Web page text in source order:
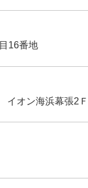
16番地
オン海浜幕張2Ｆ